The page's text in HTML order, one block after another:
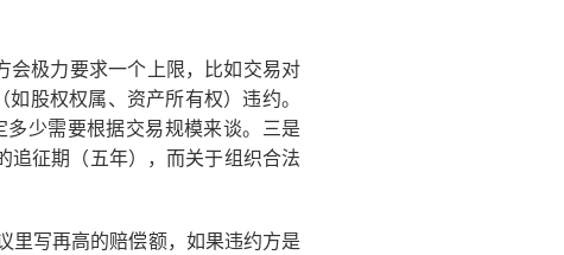
会极力要求一个上限，比如交易对
股权权属、资产所有权）违约。
少需要根据交易规模来谈。三是
追征期（五年），而关于组织合法
里写再高的赔偿额，如果违约方是